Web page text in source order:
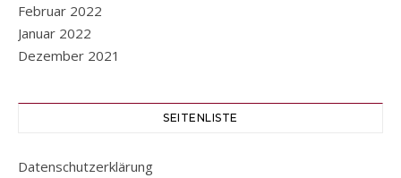
Februar 2022
Januar 2022
Dezember 2021
SEITENLISTE
Datenschutzerklärung